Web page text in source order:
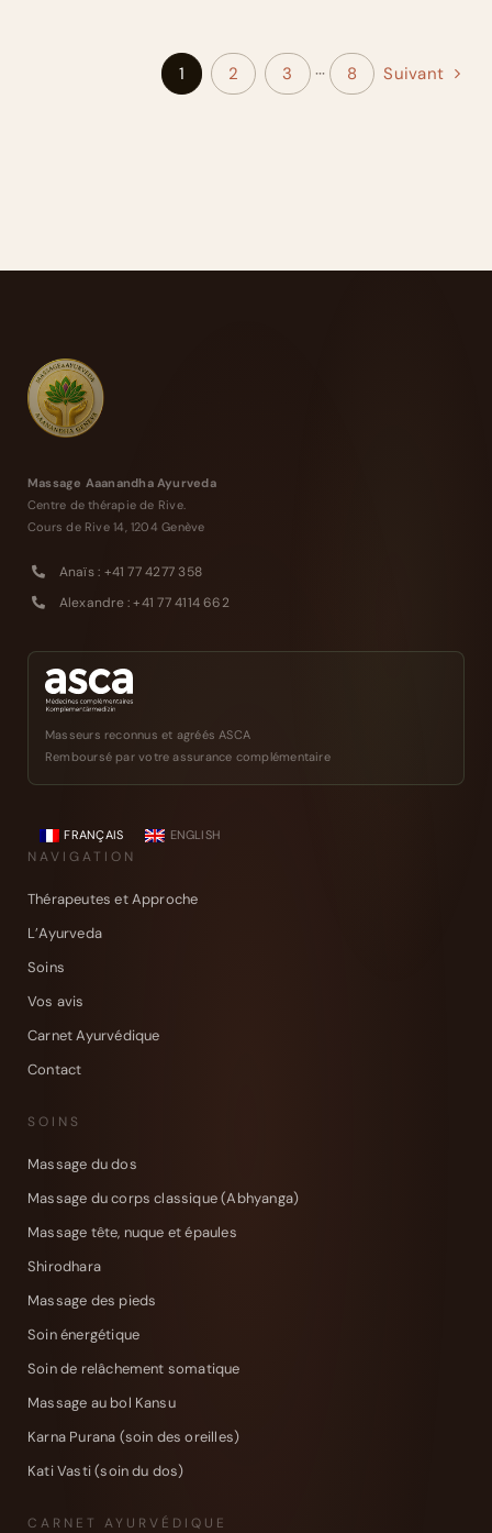
1 2 3 ··· 8 Suivant
Massage Aaanandha Ayurveda
Centre de thérapie de Rive.
Cours de Rive 14, 1204 Genève
Anaïs : +41 77 4277 358
Alexandre : +41 77 4114 662
Masseurs reconnus et agréés ASCA
Remboursé par votre assurance complémentaire
FRANÇAIS ENGLISH
NAVIGATION
Thérapeutes et Approche
L’Ayurveda
Soins
Vos avis
Carnet Ayurvédique
Contact
SOINS
Massage du dos
Massage du corps classique (Abhyanga)
Massage tête, nuque et épaules
Shirodhara
Massage des pieds
Soin énergétique
Soin de relâchement somatique
Massage au bol Kansu
Karna Purana (soin des oreilles)
Kati Vasti (soin du dos)
CARNET AYURVÉDIQUE